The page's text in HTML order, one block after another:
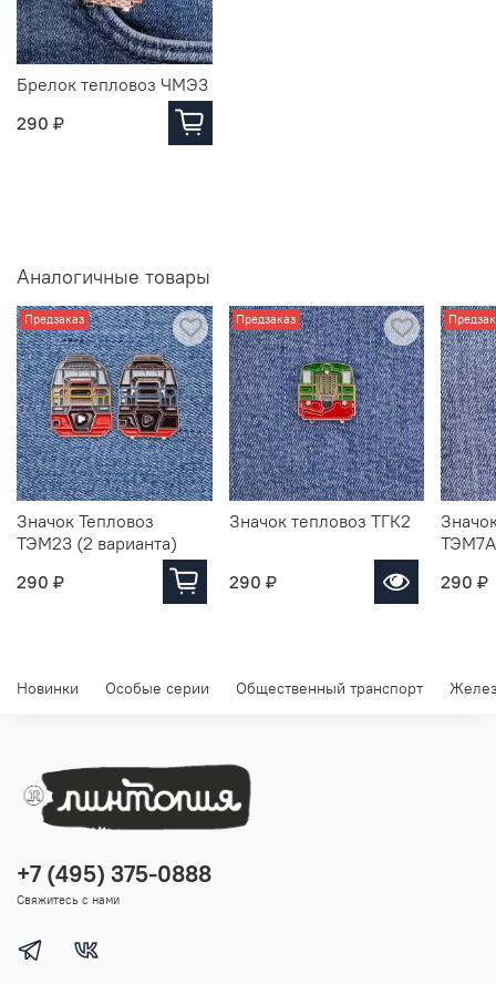
Брелок тепловоз ЧМЭ3
290 ₽
Аналогичные товары
Предзаказ
Значок Тепловоз
ТЭМ23 (2 варианта)
290 ₽
Предзаказ
Значок тепловоз ТГК2
290 ₽
290 ₽
Новинки Особые серии Общественный транспорт
+7 (495) 375-0888
Свяжитесь с нами